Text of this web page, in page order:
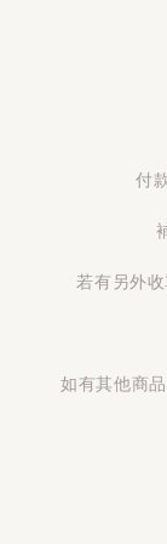
付
若有另外
如有其他商